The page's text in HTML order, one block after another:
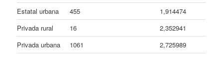
Estatal urbana
455
1,914474
Privada rural
16
2,352941
Privada urbana
1061 2,725989